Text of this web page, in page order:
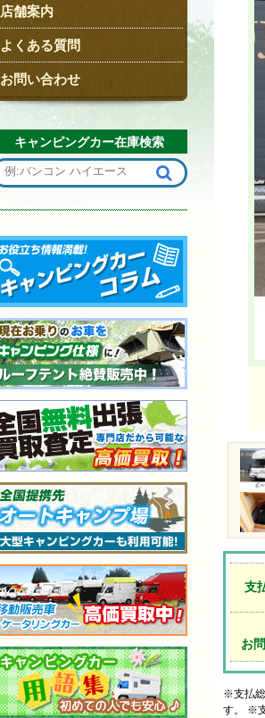
支
お
※支払総
す。 ※
店舗案内
よくある質問
お問い合わせ
キャンピングカー在庫検索